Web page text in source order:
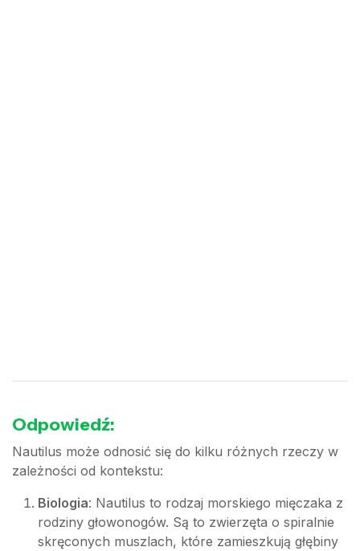
Odpowiedź:
Nautilus może odnosić się do kilku różnych rzeczy w
zależności od kontekstu:
Biologia: Nautilus to rodzaj morskiego mięczaka z
rodziny głowonogów. Są to zwierzęta o spiralnie
skręconych muszlach, które zamieszkują głębiny